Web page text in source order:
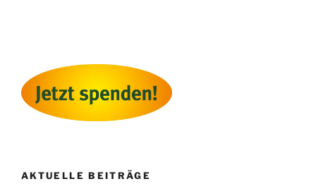
AKTUELLE BEITRÄGE